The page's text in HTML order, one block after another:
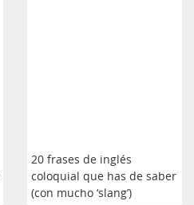
20 frases de inglés
coloquial que has de saber
(con mucho ‘slang’)